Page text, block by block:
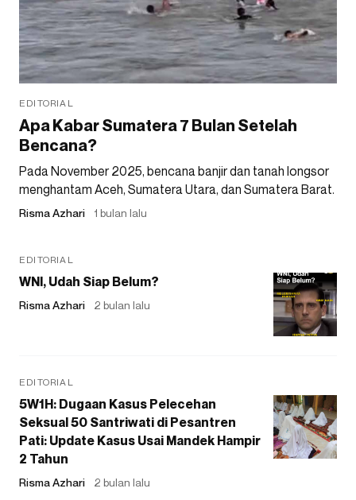
EDITORIAL
Apa Kabar Sumatera 7 Bulan Setelah
Bencana?
Pada November 2025, bencana banjir dan tanah longsor
menghantam Aceh, Sumatera Utara, dan Sumatera Barat.
Risma Azhari 1 bulan lalu
EDITORIAL
WNI, Udah Siap Belum?
Risma Azhari 2 bulan lalu
EDITORIAL
5W1H: Dugaan Kasus Pelecehan
Seksual 50 Santriwati di Pesantren
Pati: Update Kasus Usai Mandek Hampir
2 Tahun
Risma Azhari 2 bulan lalu